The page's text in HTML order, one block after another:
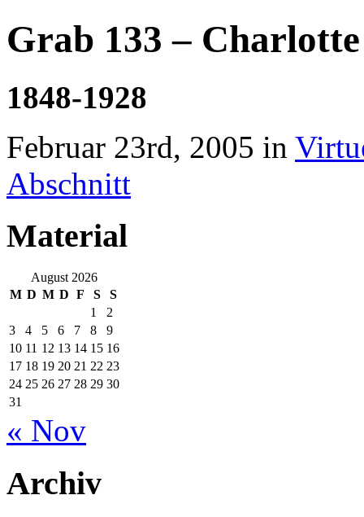
Grab 133 –
1848-1928
Februar 23rd, 2005 in
Abschnitt
Material
August 2026
M D M D F S
S
1
2
3
4 5 6 7 8
9
10 11 12 13 14 15 16
17 18 19 20 21 22 23
24 25 26 27 28 29 30
31
« Nov
Archiv